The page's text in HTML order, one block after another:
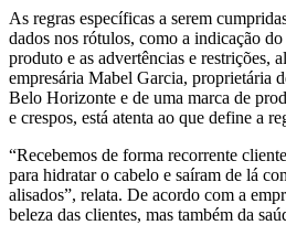
As regras específicas a serem
dados nos rótulos, como a indicação
produto e as advertências e restrições,
empresária Mabel Garcia, proprietária
Belo Horizonte e de uma marca de
e crespos, está atenta ao que define a
“Recebemos de forma recorrente
para hidratar o cabelo e saíram de lá
alisados”, relata. De acordo com a
beleza das clientes, mas também da